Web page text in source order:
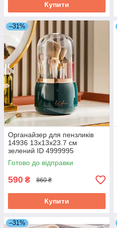
Купити
–31%
Органайзер для пензликів
14936 13х13х23.7 см
зелений ID 4999995
Готово до відправки
590 ₴ 860 ₴
Купити
–31%